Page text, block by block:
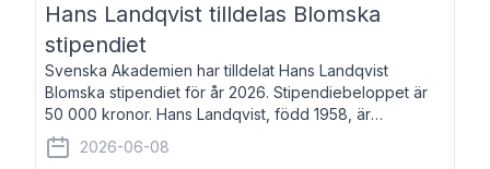
Hans Landqvist tilldelas Blomska
stipendiet
Svenska Akademien har tilldelat Hans Landqvist
Blomska stipendiet för år 2026. Stipendiebeloppet är
50 000 kronor. Hans Landqvist, född 1958, är
professor i svenska vid Göteborgs universitet. Han
disputerade år 2000 på avhandlingen Författn
2026-06-08